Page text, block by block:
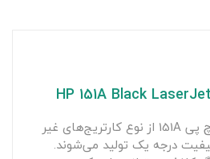
HP 151A Black
کارتریج لیزری مشکی اچ پی 151A از نوع کارتریج‌های غیر
درجه یک تولید می‌شوند.